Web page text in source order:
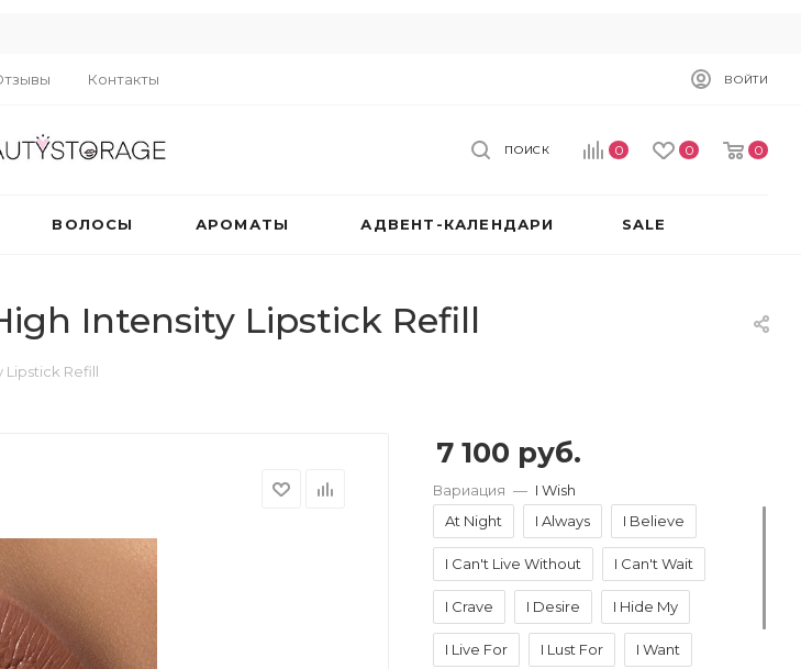
Контакты ВОЙТИ
0 0 0
ПОИСК
ВОЛОСЫ АРОМАТЫ АДВЕНТ-КАЛЕНДАРИ SALE
Intensity Lipstick Refill
Lipstick Refill
7 100 руб.
Вариация — I Wish
At Night
I Always I Believe
I Can't Live Without I Can't Wait
I Crave I Desire I Hide My
I Live For I Lust For I Want